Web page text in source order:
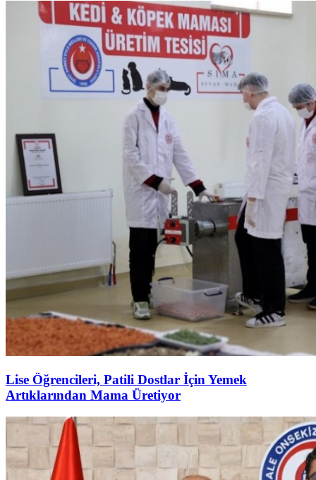
Lise Öğrencileri, Patili Dostlar İçin Yemek
Artıklarından Mama Üretiyor